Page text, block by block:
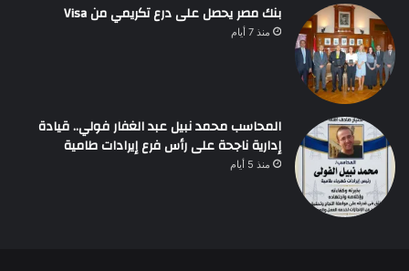
بنك مصر يحصل على درع تكريمي من Visa
منذ 7 أيام
المحاسب محمد نبيل عبد الغفار فولي.. قيادة
إدارية ناجحة على رأس فرع إيرادات طامية
منذ 5 أيام